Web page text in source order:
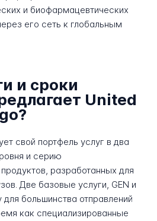
и биофармацевтических
его сеть к глобальным
и сроки
United
свой портфель услуг в два
и серию
разработанных для
Две базовые услуги, GEN и
для большинства отправлений
как специализированные